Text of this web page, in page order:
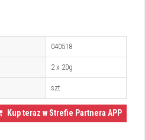
040518
2 x 20g
szt
Kup teraz w Strefie Partnera APP